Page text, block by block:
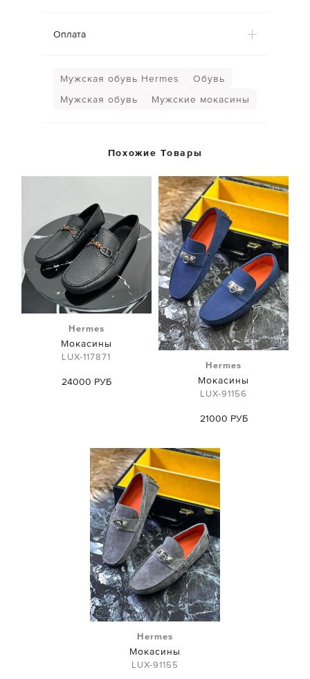
Оплата
Мужская обувь Hermes
Обувь
Мужская обувь
Мужские мокасины
Похожие Товары
Hermes
Мокасины
LUX-117871
24000 РУБ
Hermes
Мокасины
LUX-91156
21000 РУБ
Hermes
Мокасины
LUX-91155